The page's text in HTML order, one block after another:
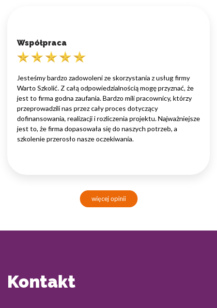
Współpraca
Jesteśmy bardzo zadowoleni ze skorzystania z usług firmy
Warto Szkolić. Z całą odpowiedzialnością mogę przyznać, że
jest to firma godna zaufania. Bardzo mili pracownicy, którzy
przeprowadzili nas przez cały proces dotyczący
dofinansowania, realizacji i rozliczenia projektu. Najważniejsze
jest to, że firma dopasowała się do naszych potrzeb, a
szkolenie przerosło nasze oczekiwania.
więcej opinii
Kontakt